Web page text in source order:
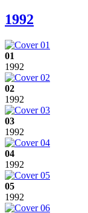
1992
01
1992
02
1992
03
1992
04
1992
05
1992